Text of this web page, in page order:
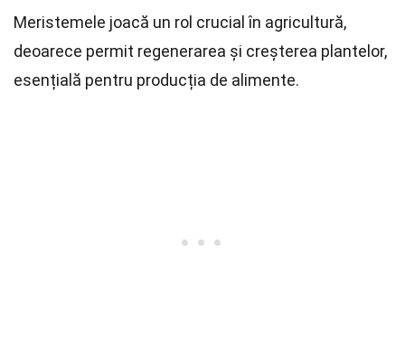
Meristemele joacă un rol crucial în agricultură,
deoarece permit regenerarea și creșterea plantelor,
esențială pentru producția de alimente.